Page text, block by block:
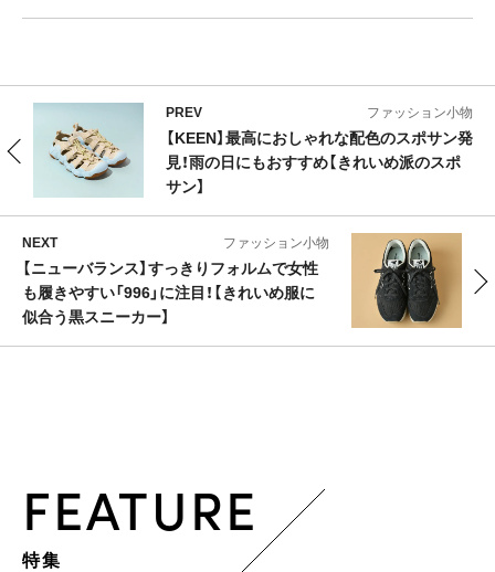
PREV ファッション小物
【KEEN】最高におしゃれな配色のスポサン発
見！雨の日にもおすすめ【きれいめ派のスポ
サン】
NEXT ファッション小物
【ニューバランス】すっきりフォルムで女性
も履きやすい「996」に注目！【きれいめ服に
似合う黒スニーカー】
FEATURE
特集